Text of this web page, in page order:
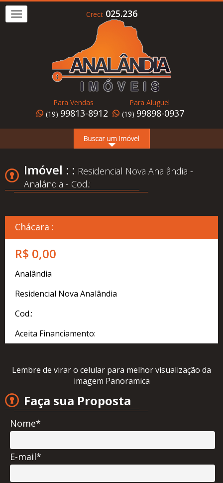
Alugar
Home
Somos
Conheça
Cadastre
Imóvel
Financeiro
Localização
Contato
Creci: 025.236
Para Vendas
(19) 99813-8912
Para Aluguel
(19) 99898-0937
Imóvel : : Residencial Nova Analândia -
Analândia - Cod.:
Chácara :
R$ 0,00
Analândia
Residencial Nova Analândia
Cod.:
Aceita Financiamento:
Lembre de virar o celular para melhor visualização da
imagem Panoramica
Faça sua Proposta
Nome*
E-mail*